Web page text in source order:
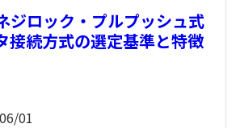
ジロック・プルプッシュ式
接続方式の選定基準と特徴
01